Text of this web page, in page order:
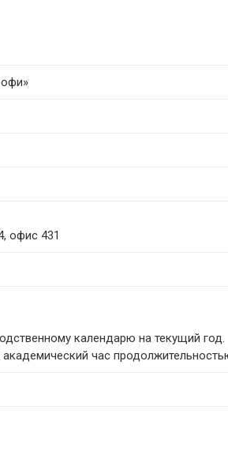
офис 431
календарю на текущий год.
час